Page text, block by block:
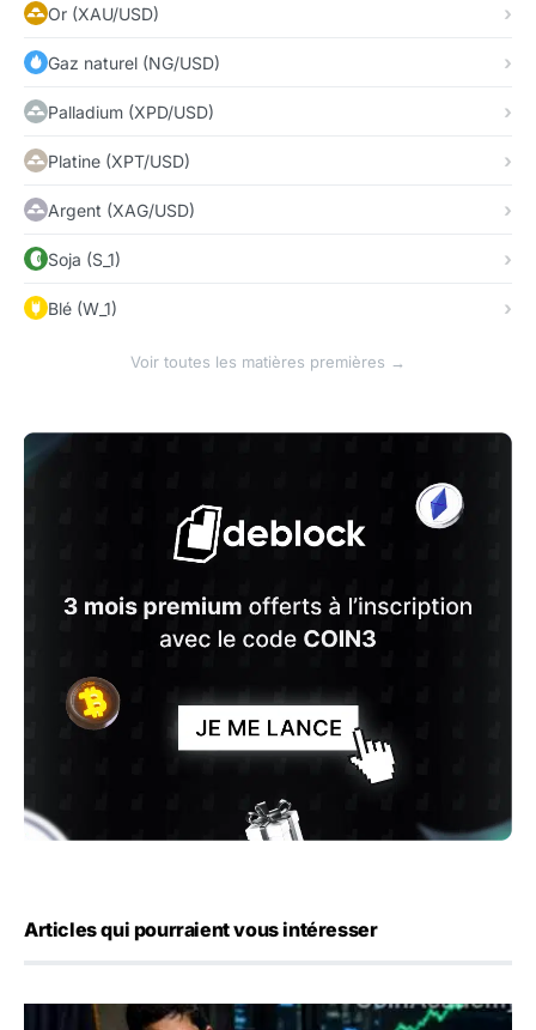
Or (XAU/USD)
Gaz naturel (NG/USD)
Palladium (XPD/USD)
Platine (XPT/USD)
Argent (XAG/USD)
Soja (S_1)
Blé (W_1)
Voir toutes les matières premières →
Articles qui pourraient vous intéresser
Emploi américain : 23 000 postes détruits en juillet, les